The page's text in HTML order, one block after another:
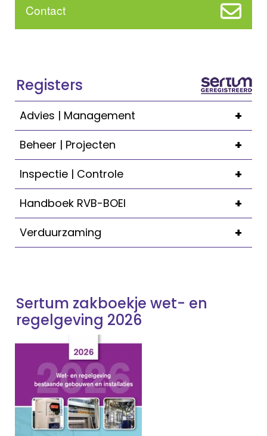
Contact
Registers
+
Advies | Management
+
Beheer | Projecten
+
Inspectie | Controle
+
Handboek RVB-BOEI
+
Verduurzaming
Sertum zakboekje wet- en
regelgeving 2026